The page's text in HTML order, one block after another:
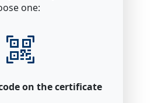
one:
on the certificate